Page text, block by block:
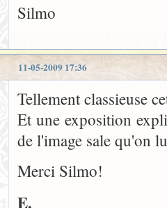
Silmo
11-05-2009 17:36
Tellement classieuse
Et une exposition
de l'image sale qu'on
Merci Silmo!
E.